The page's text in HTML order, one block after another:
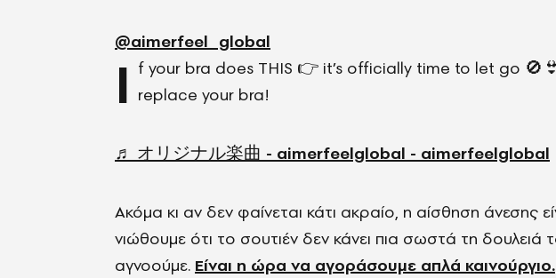
@aimerfeel_global
I f your bra does THIS 👉 it’s officially time to let go
replace your bra!
♬ オリジナル楽曲 - aimerfeelglobal - aimerfeelglobal
Ακόμα κι αν δεν φαίνεται κάτι ακραίο, η αίσθηση άνεσης
νιώθουμε ότι το σουτιέν δεν κάνει πια σωστά τη δουλειά
αγνοούμε. Είναι η ώρα να αγοράσουμε απλά καινούργιο.